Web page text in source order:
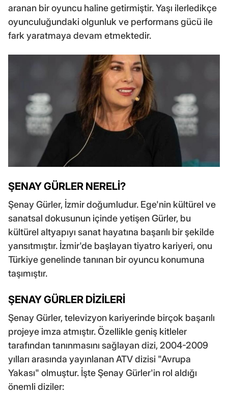
aranan bir oyuncu haline getirmiştir. Yaşı ilerledikçe
oyunculuğundaki olgunluk ve performans gücü ile
fark yaratmaya devam etmektedir.
ŞENAY GÜRLER NERELİ?
Şenay Gürler, İzmir doğumludur. Ege'nin kültürel ve
sanatsal dokusunun içinde yetişen Gürler, bu
kültürel altyapıyı sanat hayatına başarılı bir şekilde
yansıtmıştır. İzmir'de başlayan tiyatro kariyeri, onu
Türkiye genelinde tanınan bir oyuncu konumuna
taşımıştır.
ŞENAY GÜRLER DİZİLERİ
Şenay Gürler, televizyon kariyerinde birçok başarılı
projeye imza atmıştır. Özellikle geniş kitleler
tarafından tanınmasını sağlayan dizi, 2004-2009
yılları arasında yayınlanan ATV dizisi "Avrupa
Yakası" olmuştur. İşte Şenay Gürler'in rol aldığı
önemli diziler: